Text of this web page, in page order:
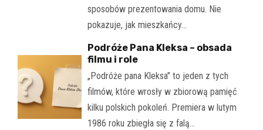
sposobów prezentowania domu. Nie
pokazuje, jak mieszkańcy…
Podróże Pana Kleksa – obsada
filmu i role
„Podróże pana Kleksa" to jeden z tych
filmów, które wrosły w zbiorową pamięć
kilku polskich pokoleń. Premiera w lutym
1986 roku zbiegła się z falą…